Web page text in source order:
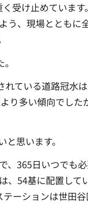
受け止めていま
、現場とともに
ている道路冠水
り多い傾向でし
思います。
365日いつでも
54基に配置し
ーションは世田